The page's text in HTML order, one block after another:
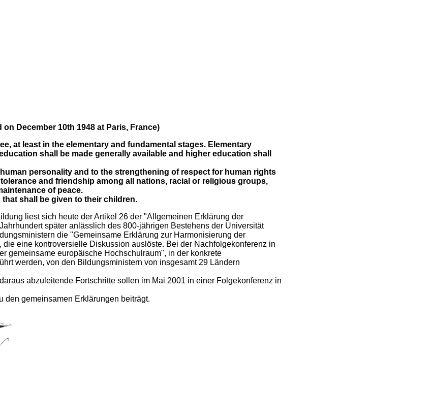
December 10th 1948 at Paris, France)
at least in the elementary and fundamental stages. Elementary
shall be made generally available and higher education shall
personality and to the strengthening of respect for human rights
and friendship among all nations, racial or religious groups,
of peace.
shall be given to their children.
liest sich heute der Artikel 26 der "Allgemeinen Erklärung der
später anlässlich des 800-jährigen Bestehens der Universität
die "Gemeinsame Erklärung zur Harmonisierung der
eine kontroversielle Diskussion auslöste. Bei der Nachfolgekonferenz in
gemeinsame europäische Hochschulraum", in der konkrete
werden, von den Bildungsministern von insgesamt 29 Ländern
abzuleitende Fortschritte sollen im Mai 2001 in einer Folgekonferenz in
den gemeinsamen Erklärungen beiträgt.